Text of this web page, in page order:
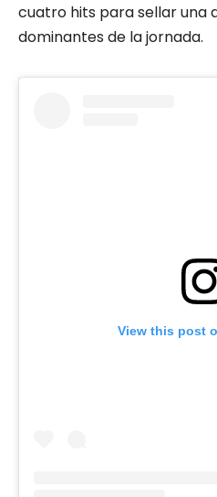
cuatro hits para sellar una
dominantes de la jornada.
View this post